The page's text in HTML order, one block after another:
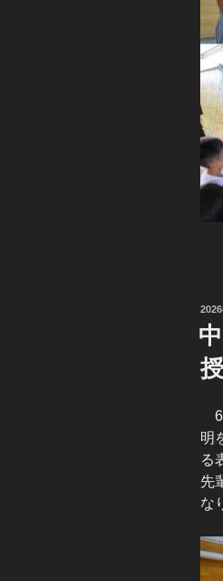
投
稿
日:
6
明
る
先
な